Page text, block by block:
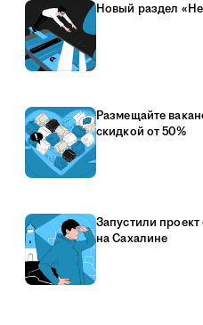
Новый раздел
Размещайте
скидкой от 50%
Запустили
на Сахалине